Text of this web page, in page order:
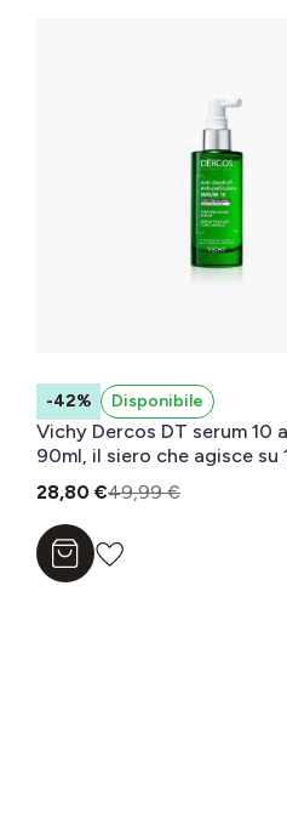
-42% Disponibile
Vichy Dercos DT serum
90ml, il siero che agisce su
problematiche del cuoio
legate alla forfora
28,80 €49,99 €
Aggiungi al carrello